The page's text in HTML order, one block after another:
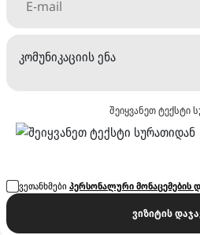
კომუნიკაციის ენა
შეიყვანეთ ტექსტი
ვეთანხმებიპერსონალური მონაცემების
ვიზიტის